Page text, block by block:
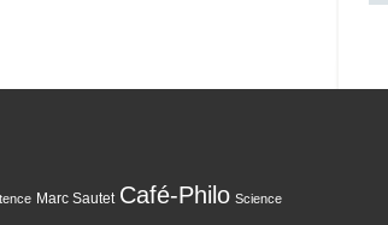
Marc Sautet Café-Philo Science